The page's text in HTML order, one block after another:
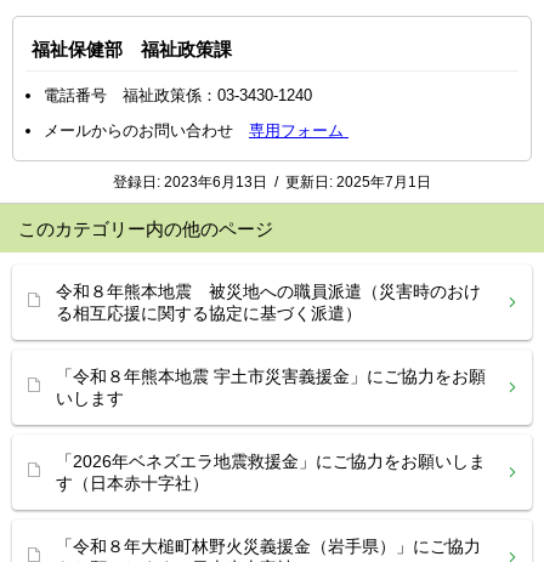
福祉保健部 福祉政策課
電話番号 福祉政策係：03-3430-1240
メールからのお問い合わせ 専用フォーム
登録日: 2023年6月13日 / 更新日: 2025年7月1日
このカテゴリー内の他のページ
令和８年熊本地震 被災地への職員派遣（災害時のおけ
る相互応援に関する協定に基づく派遣）
「令和８年熊本地震 宇土市災害義援金」にご協力をお願
いします
「2026年ベネズエラ地震救援金」にご協力をお願いしま
す（日本赤十字社）
「令和８年大槌町林野火災義援金（岩手県）」にご協力